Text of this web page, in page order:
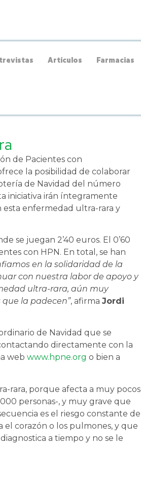
Artículos Farmacias
de Pacientes con
la posibilidad de colaborar
de Navidad del número
iniciativa irán íntegramente
esta enfermedad ultra-rara y
se juegan 2’40 euros. El 0’60
con HPN. En total, se han
en la solidaridad de la
con nuestra labor de apoyo y
ultra-rara, aún muy
la padecen”, afirma Jordi
de Navidad que se
directamente con la
web www.hpne.org o bien a
rara, porque afecta a muy pocos
personas-, y muy grave que
es el riesgo constante de
corazón o los pulmones, y que
a tiempo y no se le